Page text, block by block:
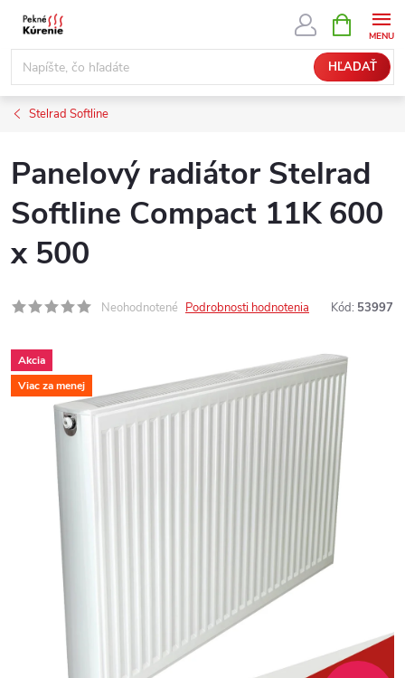
Prejsť
obsah
HĽADAŤ
KOŠÍK
Stelrad Softline
Panelový radiátor Stelrad
Softline Compact 11K 600
x 500
Neohodnotené Podrobnosti hodnotenia Kód: 53997
Akcia
Viac za menej